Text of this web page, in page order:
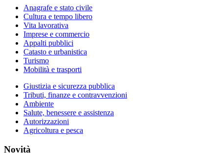
Anagrafe e stato civile
Cultura e tempo libero
Vita lavorativa
Imprese e commercio
Appalti pubblici
Catasto e urbanistica
Turismo
Mobilità e trasporti
Giustizia e sicurezza pubblica
Tributi, finanze e contravvenzioni
Ambiente
Salute, benessere e assistenza
Autorizzazioni
Agricoltura e pesca
Novità